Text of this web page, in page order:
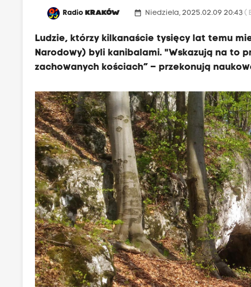
RadioKRAKÓW date_range Niedziela, 2025.02.09 20:43(
Ludzie, którzy kilkanaście tysięcy lat temu
Narodowy) byli kanibalami. "Wskazują na to
zachowanych kościach” – przekonują